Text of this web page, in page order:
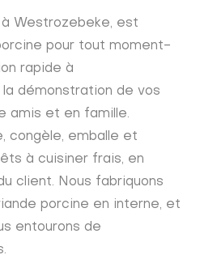
Westrozebeke, est
pour tout moment-
rapide à
la démonstration de vos
amis et en famille.
congèle, emballe et
à cuisiner frais, en
client. Nous fabriquons
porcine en interne, et
entourons de